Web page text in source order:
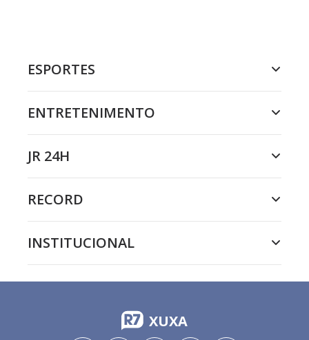
ESPORTES
ENTRETENIMENTO
JR 24H
RECORD
INSTITUCIONAL
XUXA